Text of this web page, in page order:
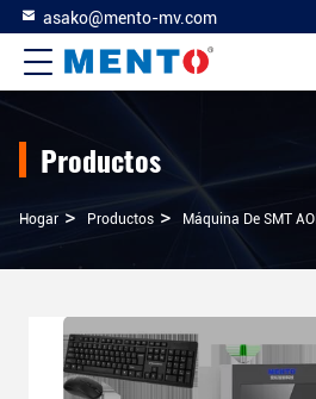
asako@mento-mv.com
Productos
Hogar > Productos > Máquina De SMT AOI